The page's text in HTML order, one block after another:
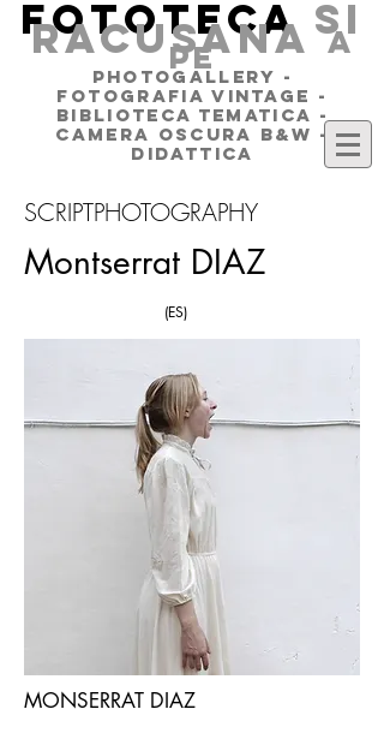
FOTOTECA SI
RACUSANAa
pe
PHOTOGALLERY -
FOTOGRAFIA VINTAGE -
BIBLIOTECA TEMATICA -
CAMERA OSCURA B&W -
DIDATTICA
SCRIPTPHOTOGRAPHY
Montserrat DIAZ
(ES)
MONSERRAT DIAZ